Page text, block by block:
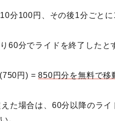
分100円、その後1分ごとに
60分でライドを終了したと
円) =850円分を無料で移
た場合は、60分以降のラ